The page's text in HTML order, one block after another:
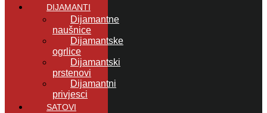
DIJAMANTI
Dijamantne
naušnice
Dijamantske
ogrlice
Dijamantski
prstenovi
Dijamantni
privjesci
SATOVI